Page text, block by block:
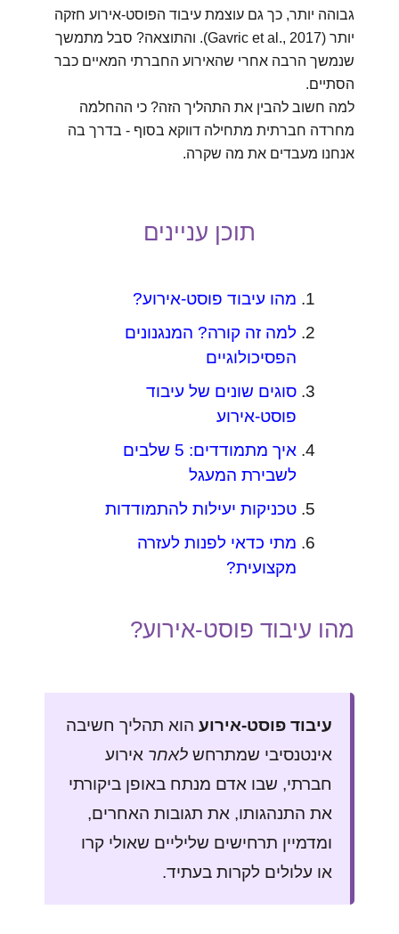
גבוהה יותר, כך גם עוצמת עיבוד הפוסט-אירוע חזקה
יותר (Gavric et al., 2017). והתוצאה? סבל מתמשך
שנמשך הרבה אחרי שהאירוע החברתי המאיים כבר
הסתיים.
למה חשוב להבין את התהליך הזה? כי ההחלמה
מחרדה חברתית מתחילה דווקא בסוף - בדרך בה
אנחנו מעבדים את מה שקרה.
תוכן עניינים
מהו עיבוד פוסט-אירוע?
למה זה קורה? המנגנונים
הפסיכולוגיים
סוגים שונים של עיבוד
פוסט-אירוע
איך מתמודדים: 5 שלבים
לשבירת המעגל
טכניקות יעילות להתמודדות
מתי כדאי לפנות לעזרה
מקצועית?
מהו עיבוד פוסט-אירוע?
עיבוד פוסט-אירוע הוא תהליך חשיבה
אינטנסיבי שמתרחש לאחר אירוע
חברתי, שבו אדם מנתח באופן ביקורתי
את התנהגותו, את תגובות האחרים,
ומדמיין תרחישים שליליים שאולי קרו
או עלולים לקרות בעתיד.